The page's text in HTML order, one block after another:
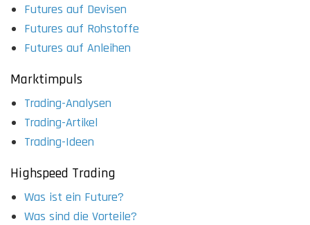
Futures auf Devisen
Futures auf Rohstoffe
Futures auf Anleihen
Marktimpuls
Trading-Analysen
Trading-Artikel
Trading-Ideen
Highspeed Trading
Was ist ein Future?
Was sind die Vorteile?